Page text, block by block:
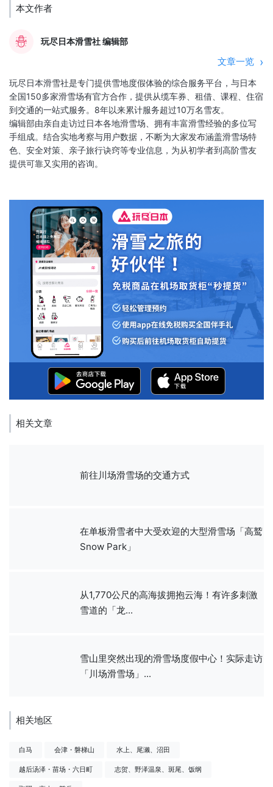
本文作者
玩尽日本滑雪社 编辑部
文章一览
玩尽日本滑雪社是专门提供雪地度假体验的综合服务平台，与日本
全国150多家滑雪场有官方合作，提供从缆车券、租借、课程、住宿
到交通的一站式服务。8年以来累计服务超过10万名雪友。
编辑部由亲自走访过日本各地滑雪场、拥有丰富滑雪经验的多位写
手组成。结合实地考察与用户数据，不断为大家发布涵盖滑雪场特
色、安全对策、亲子旅行诀窍等专业信息，为从初学者到高阶雪友
相关文章
前往川场滑雪场的交通方式
在单板滑雪者中大受欢迎的大型滑雪场「高鹫
Snow Park」
从1,770公尺的高海拔拥抱云海！有许多刺激
雪道的「龙...
雪山里突然出现的滑雪场度假中心！实际走访
「川场滑雪场」...
相关地区
白马 会津・磐梯山 水上、尾濑、沼田
越后汤泽・苗场・六日町 志贺、野泽温泉、斑尾、饭纲